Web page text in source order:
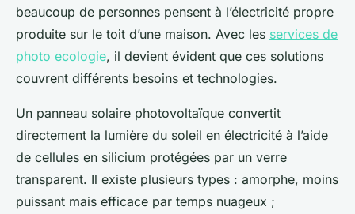
beaucoup de personnes pensent à l’électricité propre
produite sur le toit d’une maison. Avec les services de
photo ecologie, il devient évident que ces solutions
couvrent différents besoins et technologies.
Un panneau solaire photovoltaïque convertit
directement la lumière du soleil en électricité à l’aide
de cellules en silicium protégées par un verre
transparent. Il existe plusieurs types : amorphe, moins
puissant mais efficace par temps nuageux ;